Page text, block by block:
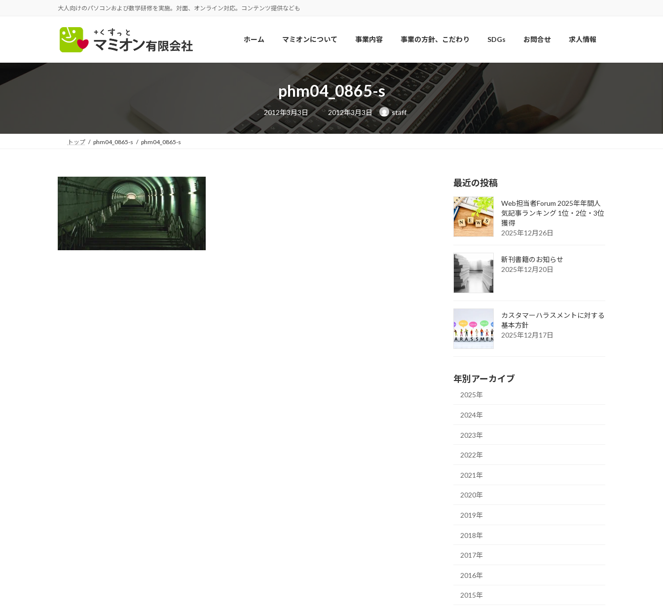
へ
キ
ョ
に
大人向けのパソコンおよび数学研修を実施。対面、オンライン対応。コンテンツ提供なども
ホーム マミオンについて 事業内容 事業の方針、こだわり SDGs お問合せ 求人情報
phm04_0865-s
2012年3月3日
最
終
更
新
日
2012年3月3日 staff
トップ phm04_0865-s phm04_0865-s
最近の投稿
Web担当者Forum 2025年年間人
気記事ランキング 1位・2位・3位
獲得
2025年12月26日
新刊書籍のお知らせ
2025年12月20日
カスタマーハラスメントに対する
基本方針
2025年12月17日
年別アーカイブ
2025年
2024年
2023年
2022年
2021年
2020年
2019年
2018年
2017年
2016年
2015年